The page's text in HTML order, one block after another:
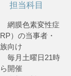
担当科目
網膜色素変性症
RP）の当事者・
向け
毎月土曜日21時
開催